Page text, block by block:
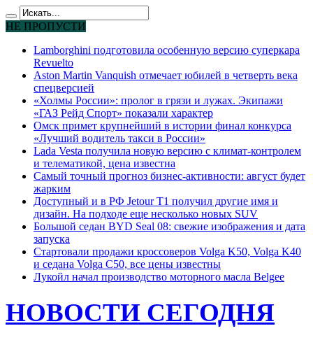
НЕ ПРОПУСТИ
Lamborghini подготовила особенную версию суперкара
Revuelto
Aston Martin Vanquish отмечает юбилей в четверть века
спецверсией
«Холмы России»: пролог в грязи и лужах. Экипажи
«ГАЗ Рейд Спорт» показали характер
Омск примет крупнейший в истории финал конкурса
«Лучший водитель такси в России»
Lada Vesta получила новую версию с климат-контролем
и телематикой, цена известна
Самый точный прогноз бизнес-активности: август будет
жарким
Доступный и в РФ Jetour T1 получил другие имя и
дизайн. На подходе еще несколько новых SUV
Большой седан BYD Seal 08: свежие изображения и дата
запуска
Стартовали продажи кроссоверов Volga K50, Volga K40
и седана Volga C50, все цены известны
Лукойл начал производство моторного масла Belgee
НОВОСТИ СЕГОДНЯ